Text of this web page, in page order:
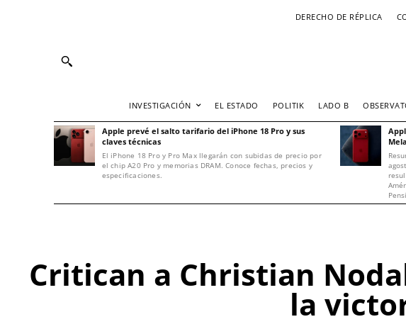
DERECHO DE RÉPLICA
INVESTIGACIÓN EL ESTADO POLITIK LADO B
Apple prevé el salto tarifario del iPhone 18 Pro y sus
claves técnicas
El iPhone 18 Pro y Pro Max llegarán con subidas de precio por
el chip A20 Pro y memorias DRAM. Conoce fechas, precios y
especificaciones.
Critican a Christian
la